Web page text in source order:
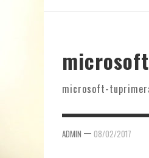
microsoft-
ADMIN — 08/02/2017